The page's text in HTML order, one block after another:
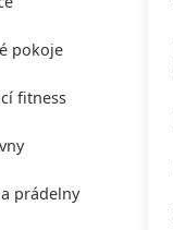
pokoje
fitness
prádelny